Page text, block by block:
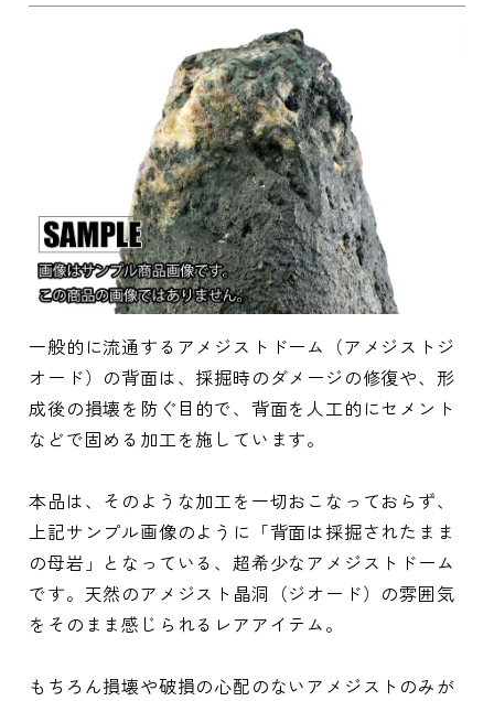
一般的に流通するアメジストドーム（アメジストジ
オード）の背面は、採掘時のダメージの修復や、形
成後の損壊を防ぐ目的で、背面を人工的にセメント
などで固める加工を施しています。
本品は、そのような加工を一切おこなっておらず、
上記サンプル画像のように「背面は採掘されたまま
の母岩」となっている、超希少なアメジストドーム
です。天然のアメジスト晶洞（ジオード）の雰囲気
をそのまま感じられるレアアイテム。
もちろん損壊や破損の心配のないアメジストのみが